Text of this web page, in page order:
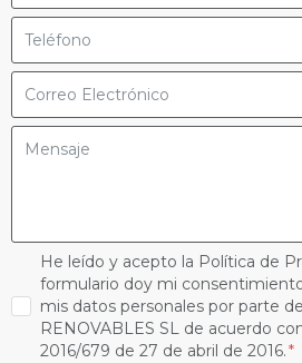
He leído y acepto la Política de
formulario doy mi
mis datos personales por parte
RENOVABLES SL de acuerdo
2016/679 de 27 de abril de 2016.